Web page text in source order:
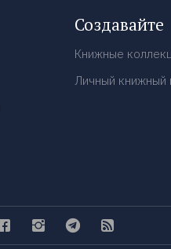
Создавайте
Книжные
Личный книжный